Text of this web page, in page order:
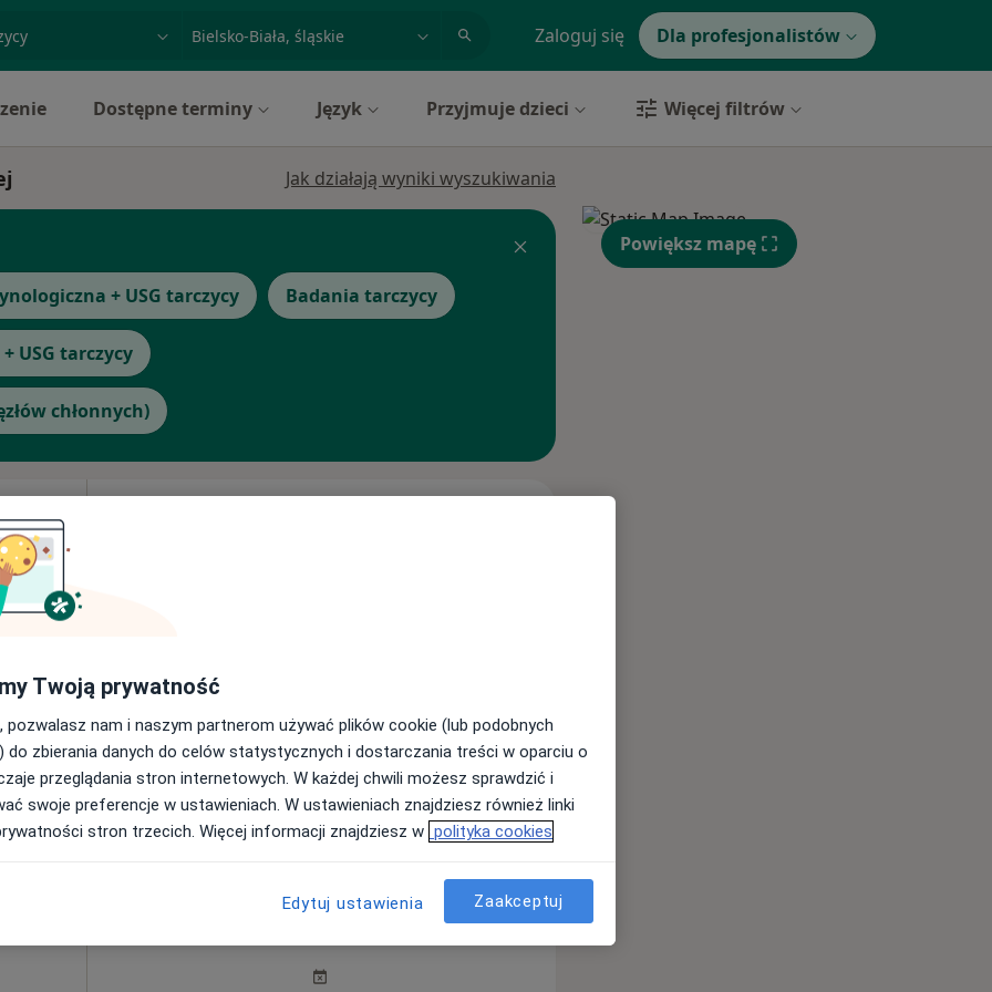
miasto lub dzielnica Zaloguj się Dla profesjonalistów
Dostępne terminy Język Przyjmuje dzieci Więcej filtrów
Jak działają wyniki wyszukiwania
+ USG tarczycy Badania tarczycy
USG tarczycy
chłonnych)
Więcej
USG tarczycy 360 zł
Jutro Wt,
12 Sie
Czw,
13 Sie
Powiększ mapę
Twoją prywatność
pozwalasz nam i naszym partnerom używać plików cookie (lub podobnych
do zbierania danych do celów statystycznych i dostarczania treści w oparciu o
przeglądania stron internetowych. W każdej chwili możesz sprawdzić i
swoje preferencje w ustawieniach. W ustawieniach znajdziesz również linki
stron trzecich. Więcej informacji znajdziesz w polityka cookies
Edytuj ustawienia Zaakceptuj